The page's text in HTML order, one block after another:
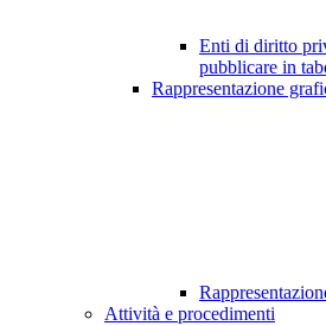
Enti di diritto
pubblicare in
Rappresentazione
Attività e procedimenti